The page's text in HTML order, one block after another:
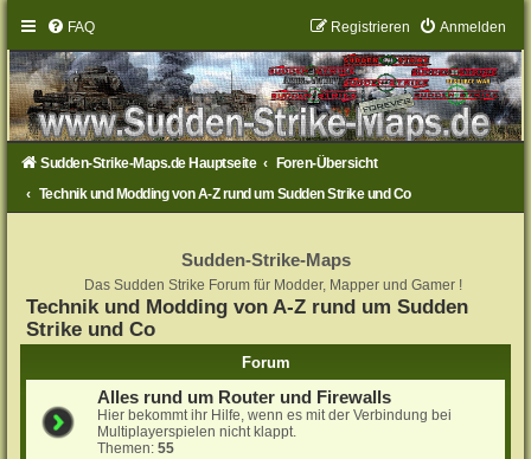
FAQ Anmelden
Registrieren
Sudden-Strike-Maps.de Hauptseite
Foren-Übersicht
Technik und Modding von A-Z rund um Sudden Strike und Co
Sudden-Strike-Maps
Das Sudden Strike Forum für Modder, Mapper und Gamer !
Technik und Modding von A-Z rund um Sudden
Strike und Co
Forum
Alles rund um Router und Firewalls
Hier bekommt ihr Hilfe, wenn es mit der Verbindung bei
Multiplayerspielen nicht klappt.
Themen:55